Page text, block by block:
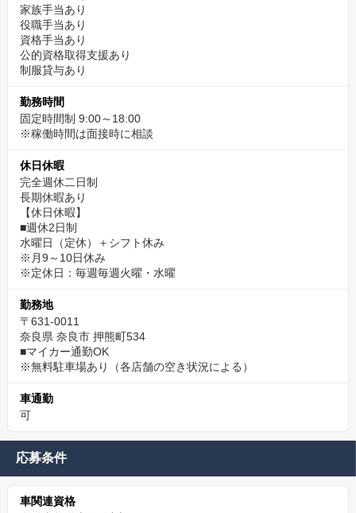
家族手当あり
役職手当あり
資格手当あり
公的資格取得支援あり
制服貸与あり
勤務時間
固定時間制 9:00～18:00
※稼働時間は面接時に相談
休日休暇
完全週休二日制
長期休暇あり
【休日休暇】
■週休2日制
水曜日（定休）＋シフト休み
※月9～10日休み
※定休日：毎週毎週火曜・水曜
勤務地
〒631-0011
奈良県 奈良市 押熊町534
■マイカー通勤OK
※無料駐車場あり（各店舗の空き状況による）
車通勤
可
応募条件
車関連資格